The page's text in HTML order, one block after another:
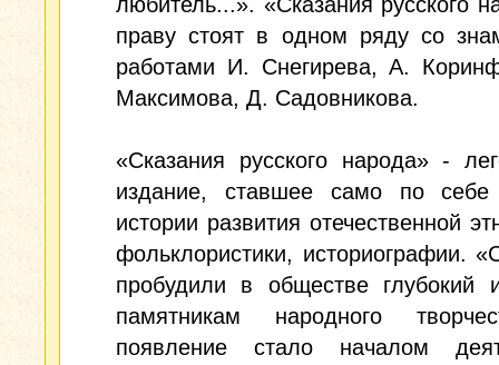
праву стоят в одном ряду со
работами И. Снегирева, А.
Максимова, Д. Садовникова.
«Сказания русского народа» -
издание, ставшее само по
истории развития отечественной
фольклористики, историографии.
пробудили в обществе глубокий
памятникам народного
появление стало началом